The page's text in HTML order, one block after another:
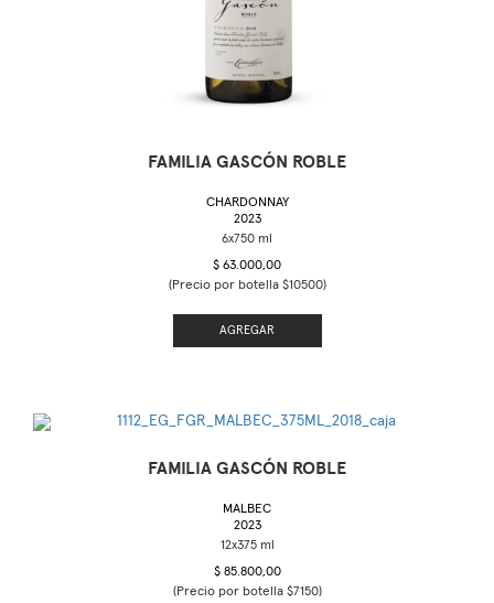
FAMILIA GASCÓN ROBLE
CHARDONNAY
2023
$ 63.000,00
(Precio por botella $10500)
AGREGAR
FAMILIA GASCÓN ROBLE
MALBEC
2023
$ 85.800,00
(Precio por botella $7150)